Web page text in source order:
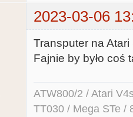
2023-03-06
Transputer na
Fajnie by było coś
ATW800/2 / Atari
TT030 / Mega STe /